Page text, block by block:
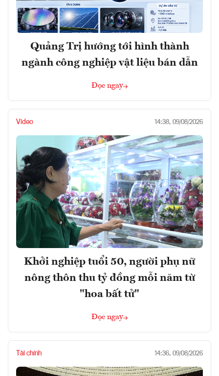
Quảng Trị hướng tới hình thành
ngành công nghiệp vật liệu bán dẫn
Đọc ngay
Video 14:38, 09/08/2026
Khởi nghiệp tuổi 50, người phụ nữ
nông thôn thu tỷ đồng mỗi năm từ
"hoa bất tử"
Đọc ngay
Tài chính 14:36, 09/08/2026